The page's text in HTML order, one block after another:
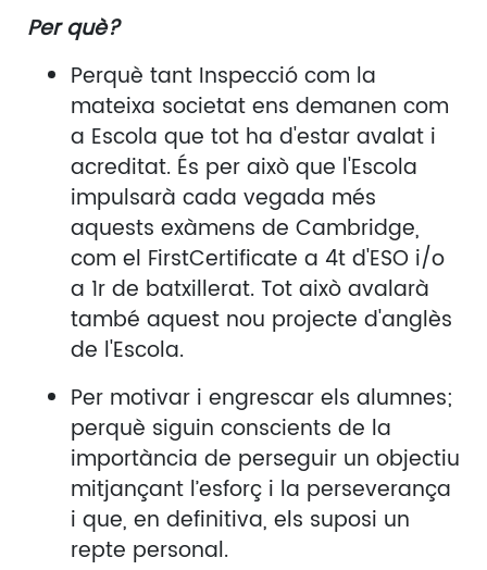
Per què?
Perquè tant Inspecció com la
mateixa societat ens demanen com
a Escola que tot ha d'estar avalat i
acreditat. És per això que l'Escola
impulsarà cada vegada més
aquests exàmens de Cambridge,
com el FirstCertificate a 4t d'ESO i/o
a 1r de batxillerat. Tot això avalarà
també aquest nou projecte d'anglès
de l'Escola.
Per motivar i engrescar els alumnes;
perquè siguin conscients de la
importància de perseguir un objectiu
mitjançant l’esforç i la perseverança
i que, en definitiva, els suposi un
repte personal.